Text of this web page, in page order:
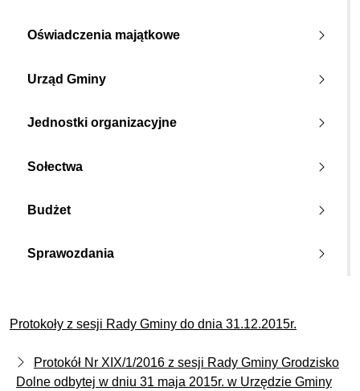
Oświadczenia majątkowe
Urząd Gminy
Jednostki organizacyjne
Sołectwa
Budżet
Sprawozdania
Protokoły z sesji Rady Gminy do dnia 31.12.2015r.
Protokół Nr XIX/1/2016 z sesji Rady Gminy Grodzisko
Dolne odbytej w dniu 31 maja 2015r. w Urzędzie Gminy